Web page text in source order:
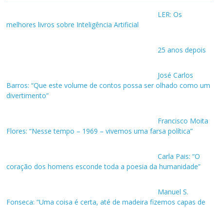
LER: Os
melhores livros sobre Inteligência Artificial
25 anos depois
José Carlos
Barros: “Que este volume de contos possa ser olhado como um
divertimento”
Francisco Moita
Flores: “Nesse tempo – 1969 – vivemos uma farsa política”
Carla Pais: “O
coração dos homens esconde toda a poesia da humanidade”
Manuel S.
Fonseca: “Uma coisa é certa, até de madeira fizemos capas de